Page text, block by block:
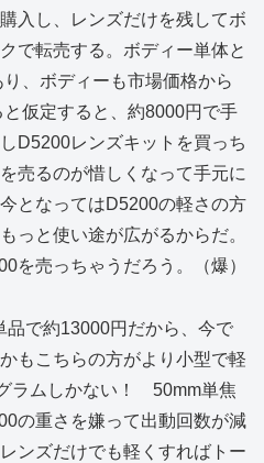
入し、レンズだけを残してボ
で転売する。ボディー単体と
、ボディーも市場価格から
仮定すると、約8000円で手
D5200レンズキットを買っち
売るのが惜しくなって手元に
となってはD5200の軽さの方
っと使い途が広がるからだ。
を売っちゃうだろう。（爆）
品で約13000円だから、今で
もこちらの方がより小型で軽
ラムしかない！ 50mm単焦
の重さを嫌って出動回数が減
ンズだけでも軽くすればトー